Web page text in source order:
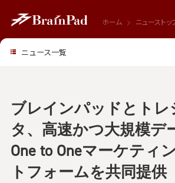
ホーム ニューストッ
ブレインパッドとトレ
タ、高速かつ大規模デ
One to Oneマーケティ
トフォームを共同提供
ニュース一覧